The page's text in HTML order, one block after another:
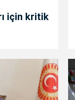
için kritik